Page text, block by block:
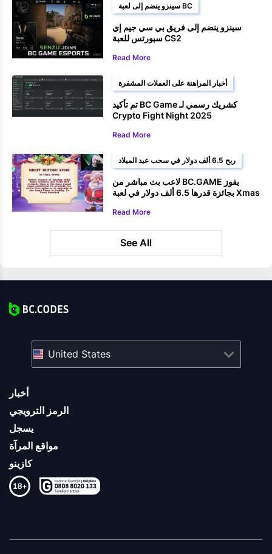
سينزو ينضم إلى لعبة BC
سينزو ينضم إلى فريق بي سي جيم إي
سبورتس للعبة CS2
Read More
أخبار المراهنة على العملات المشفرة
تم تأكيد BC Game كشريك رسمي لـ
Crypto Fight Night 2025
Read More
ربح 6.5 ألف دولار في سحب عيد الميلاد
لاعب بث مباشر من BC.GAME يفوز
بجائزة قدرها 6.5 ألف دولار في لعبة Xmas
Read More
See All
أخبار
الرمز الترويجي
يسجل
مواقع المرآة
كازينو
United States